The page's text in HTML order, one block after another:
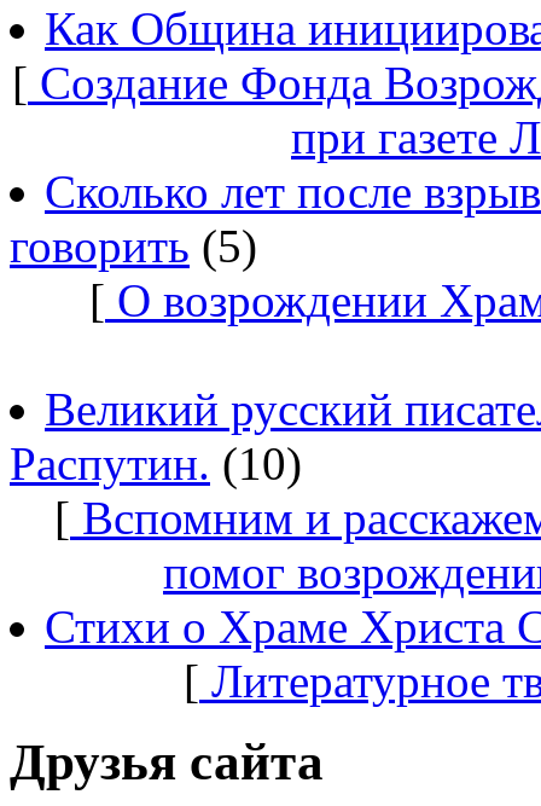
Как Община
[ Создание Фонда
при газете
Сколько лет после
говорить (5)
[ О возрождении
Великий русский
Распутин. (10)
[ Вспомним и
помог
Стихи о Храме Христа
[ Литературное
Друзья сайта